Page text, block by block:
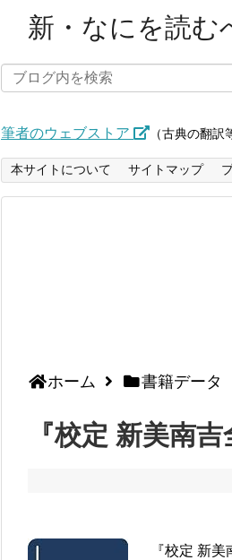
新・なにを読む
筆者のウェブストア （古典の翻訳
本サイトについて サイトマップ
ホーム 書籍データ
『校定 新美南
『校定 新